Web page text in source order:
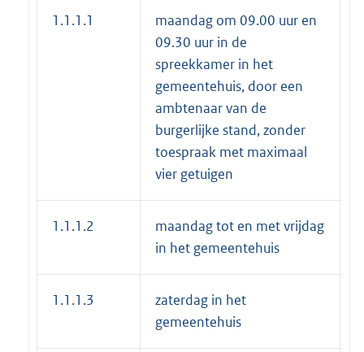
1.1.1.1
maandag om 09.00 uur en
09.30 uur in de
spreekkamer in het
gemeentehuis, door een
ambtenaar van de
burgerlijke stand, zonder
toespraak met maximaal
vier getuigen
1.1.1.2
maandag tot en met vrijdag
in het gemeentehuis
1.1.1.3
zaterdag in het
gemeentehuis